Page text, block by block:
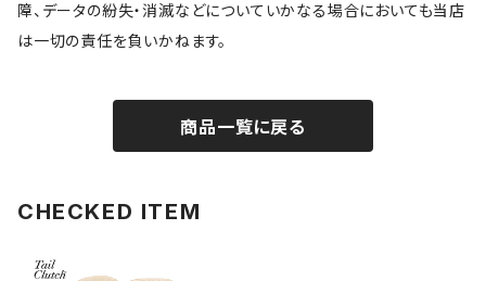
障、データの紛失・消滅などについていかなる場合においても当店
は一切の責任を負いかねます。
商品一覧に戻る
CHECKED ITEM